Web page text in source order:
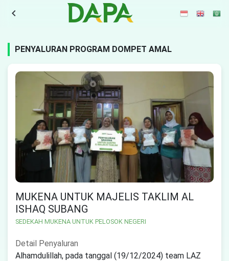
navigate_before
PENYALURAN PROGRAM DOMPET AMAL
MUKENA UNTUK MAJELIS TAKLIM AL
ISHAQ SUBANG
SEDEKAH MUKENA UNTUK PELOSOK NEGERI
Detail Penyaluran
Alhamdulillah, pada tanggal (19/12/2024) team LAZ